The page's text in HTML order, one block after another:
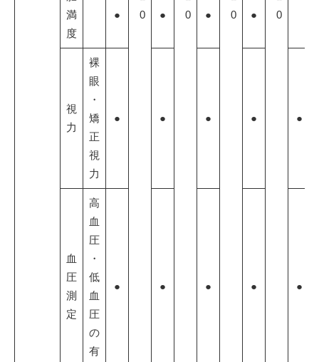
0
0
0
0
満
度
● ● ● ●
視
力
裸
眼
・
矯
正
視
力
● ● ● ● ●
血
圧
測
定
高
血
圧
・
低
血
圧
の
有
● ● ● ● ●